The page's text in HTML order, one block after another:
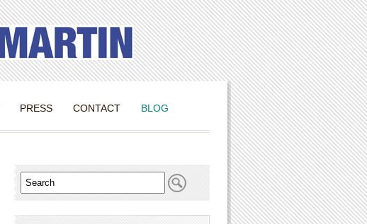
PRESS CONTACT BLOG